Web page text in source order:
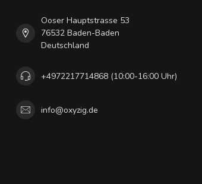
Ooser Hauptstrasse 53
76532 Baden-Baden
Deutschland
+4972217714868 (10:00-16:00 Uhr)
info@oxyzig.de